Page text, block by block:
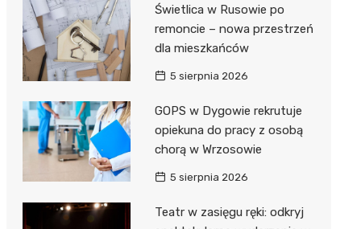
Świetlica w Rusowie po
remoncie – nowa przestrzeń
dla mieszkańców
5 sierpnia 2026
GOPS w Dygowie rekrutuje
opiekuna do pracy z osobą
chorą w Wrzosowie
5 sierpnia 2026
Teatr w zasięgu ręki: odkryj